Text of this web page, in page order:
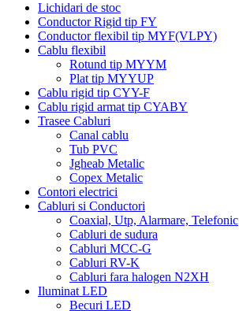
Lichidari de stoc
Conductor Rigid tip FY
Conductor flexibil tip MYF(VLPY)
Cablu flexibil
Rotund tip MYYM
Plat tip MYYUP
Cablu rigid tip CYY-F
Cablu rigid armat tip CYABY
Trasee Cabluri
Canal cablu
Tub PVC
Jgheab Metalic
Copex Metalic
Contori electrici
Cabluri si Conductori
Coaxial, Utp, Alarmare, Telefonic
Cabluri de sudura
Cabluri MCC-G
Cabluri RV-K
Cabluri fara halogen N2XH
Iluminat LED
Becuri LED